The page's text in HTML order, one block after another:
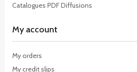
Catalogues PDF Diffusions
My account
My orders
My credit slips